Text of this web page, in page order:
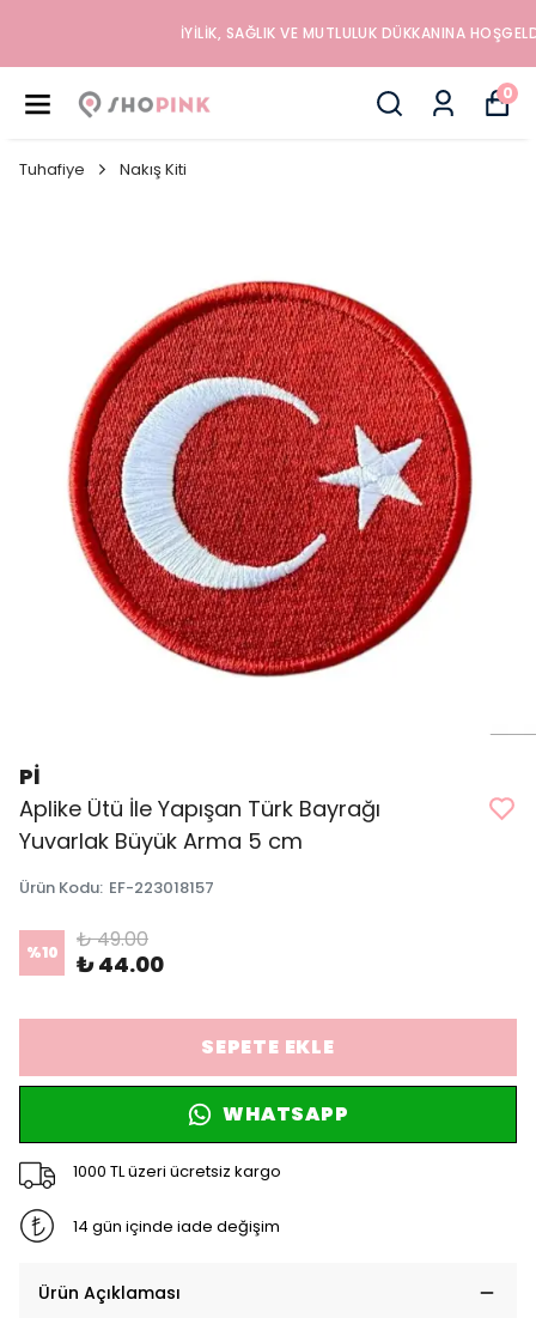
İYILIK, SAĞLIK VE MUTLULUK DÜKKANINA HOŞGELDINIZ
0
Tuhafiye Nakış Kiti
Pİ
Aplike Ütü İle Yapışan Türk Bayrağı
Yuvarlak Büyük Arma 5 cm
Ürün Kodu: EF-223018157
%10 ₺ 49.00
₺ 44.00
SEPETE EKLE
WHATSAPP
1000 TL üzeri ücretsiz kargo
14 gün içinde iade değişim
Ürün Açıklaması